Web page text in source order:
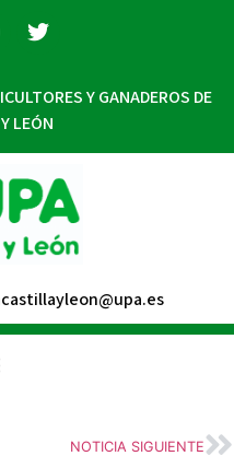
Y GANADEROS DE
LEÓN
NOTICIA SIGUIENTE